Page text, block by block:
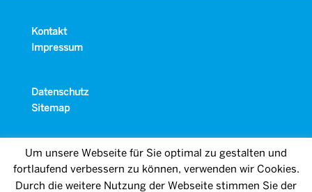
Kontakt
Impressum
Datenschutz
Sitemap
Um unsere Webseite für Sie optimal zu gestalten und
fortlaufend verbessern zu können, verwenden wir Cookies.
Durch die weitere Nutzung der Webseite stimmen Sie der